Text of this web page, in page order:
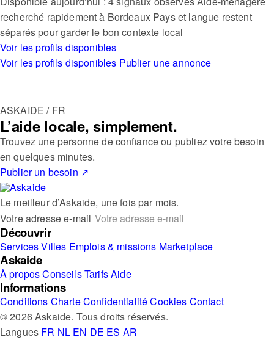
recherché rapidement à Bordeaux Pays et langue restent
séparés pour garder le bon contexte local
Voir les profils disponibles
Voir les profils disponibles Publier une annonce
ASKAIDE / FR
L’aide locale, simplement.
Trouvez une personne de confiance ou publiez votre besoin
en quelques minutes.
Publier un besoin ↗
Le meilleur d’Askaide, une fois par mois.
Votre adresse e-mail
Découvrir
ServicesVilles Emplois & missions Marketplace
Askaide
À proposConseilsTarifsAide
Informations
Conditions CharteConfidentialitéCookies Contact
© 2026 Askaide. Tous droits réservés.
Langues FR NL EN DE ES AR